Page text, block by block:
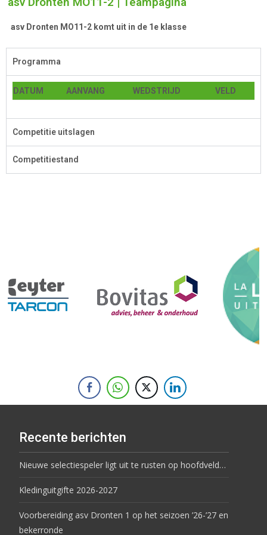
asv Dronten MO11-2 komt uit in de 1e klasse
Programma
DATUM AANVANG WEDSTRIJD VELD
Competitie uitslagen
Competitiestand
Recente berichten
Nieuwe selectiespeler ligt uit te rusten op hoofdveld…
Kledinguitgifte 2026-2027
Voorbereiding asv Dronten 1 op het seizoen ’26-’27 en
bekerronde